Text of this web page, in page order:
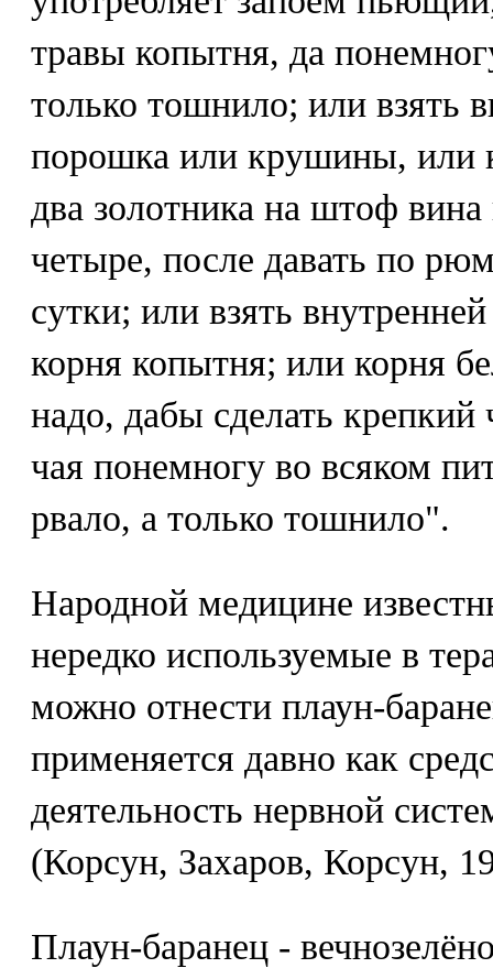
травы копытня, да
только тошнило; или взять
порошка или крушины, или
два золотника на штоф
четыре, после давать по
сутки; или взять
корня копытня; или корня
надо, дабы сделать крепкий
чая понемногу во всяком
рвало, а только тошнило".
Народной медицине
нередко используемые в
можно отнести плаун-
применяется давно как
деятельность нервной
(Корсун, Захаров, Корсун,
Плаун-баранец -